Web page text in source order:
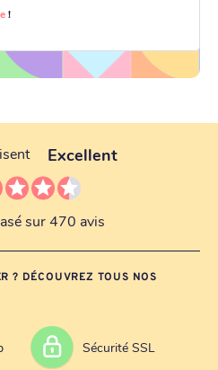
!
Excellent
sur 470 avis
? DÉCOUVREZ TOUS NOS
Sécurité SSL